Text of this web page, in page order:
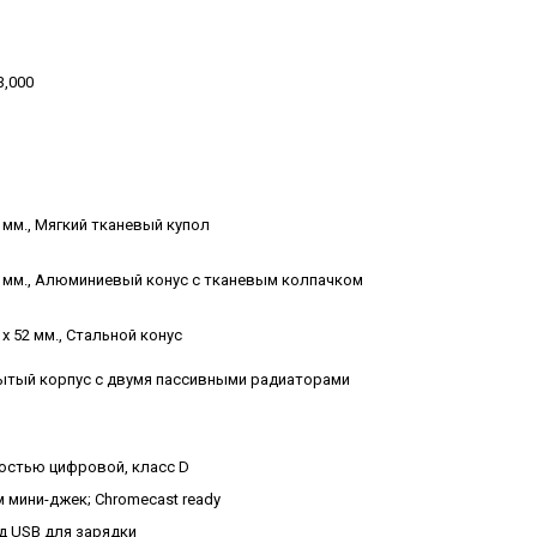
мм., Мягкий тканевый купол
мм., Алюминиевый конус с тканевым колпачком
x 52 мм., Стальной конус
корпус с двумя пассивными радиаторами
цифровой, класс D
мини-джек; Chromecast ready
USB для зарядки